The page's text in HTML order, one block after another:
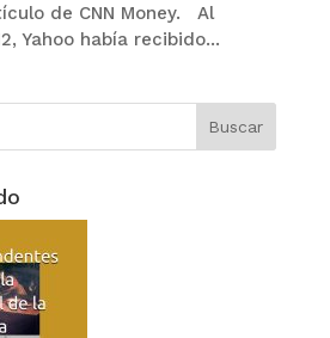
de CNN Money. Al
Yahoo había recibido...